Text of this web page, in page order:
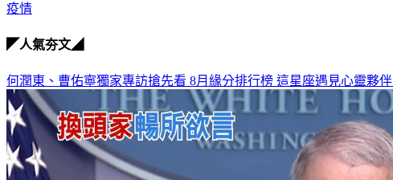
疫情
◤人氣夯文◢
何潤東、曹佑寧獨家專訪搶先看 8月緣分排行榜 這星座遇見心靈夥伴